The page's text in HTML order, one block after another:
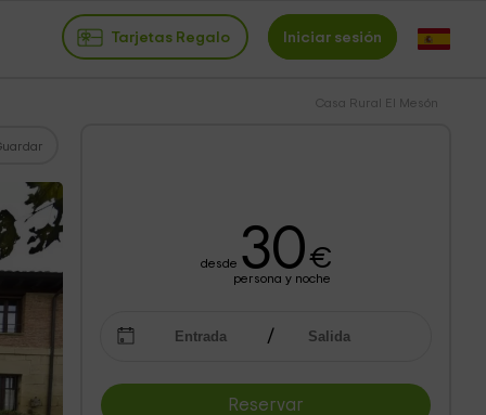
Tarjetas Regalo Iniciar sesión
Casa Rural El Mesón
desde 30€
persona y noche
Reservar